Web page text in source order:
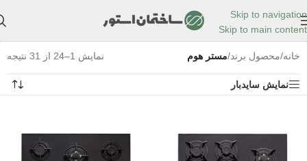
Skip to navigation
Skip to main content
خانه/محصول برند/مستر هوم نمایش 1–24 از 31 نتیجه
نمایش سایدبار